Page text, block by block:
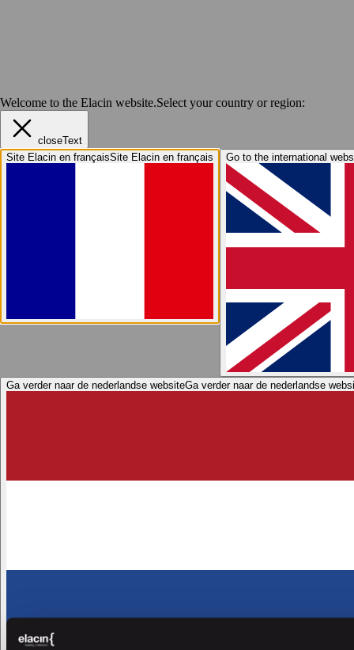
Welcome to the Elacin website.Select your country or region:
closeText
Site Elacin en françaisSite Elacin en français Go to the international
Ga verder naar de nederlandse websiteGa verder naar de nederlandse